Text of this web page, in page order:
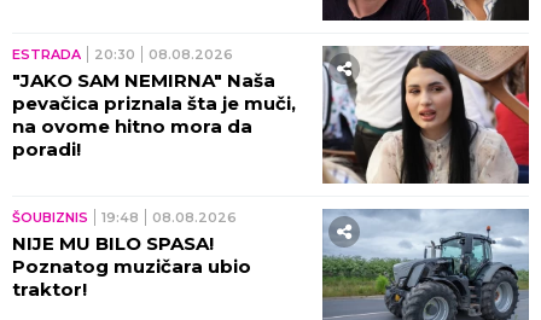
ESTRADA 20:30 08.08.2026
"JAKO SAM NEMIRNA" Naša
pevačica priznala šta je muči,
na ovome hitno mora da
poradi!
ŠOUBIZNIS 19:48 08.08.2026
NIJE MU BILO SPASA!
Poznatog muzičara ubio
traktor!